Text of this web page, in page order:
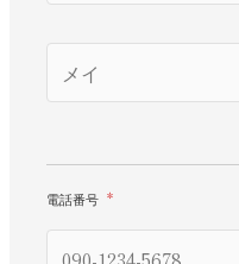
電話番号 *